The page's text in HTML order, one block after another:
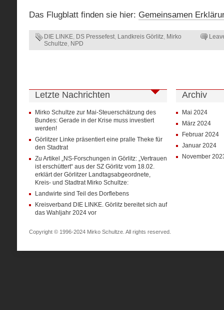
Das Flugblatt finden sie hier: Gemeinsamen
DIE LINKE, DS Pressefest, Landkreis Görlitz, Mirko
Schultze, NPD
Letzte Nachrichten
Mirko Schultze zur Mai-Steuerschätzung des
Bundes: Gerade in der Krise muss investiert
werden!
Görlitzer Linke präsentiert eine pralle Theke für
den Stadtrat
Zu Artikel „NS-Forschungen in Görlitz: „Vertrauen
ist erschüttert“ aus der SZ Görlitz vom 18.02.
erklärt der Görlitzer Landtagsabgeordnete,
Kreis- und Stadtrat Mirko Schultze:
Landwirte sind Teil des Dorflebens
Kreisverband DIE LINKE. Görlitz bereitet sich auf
das Wahljahr 2024 vor
Archiv
Mai 2024
März 2024
Februar 2024
Januar 2024
November
Copyright © 1996-2024 Mirko Schultze. All rights reserved.